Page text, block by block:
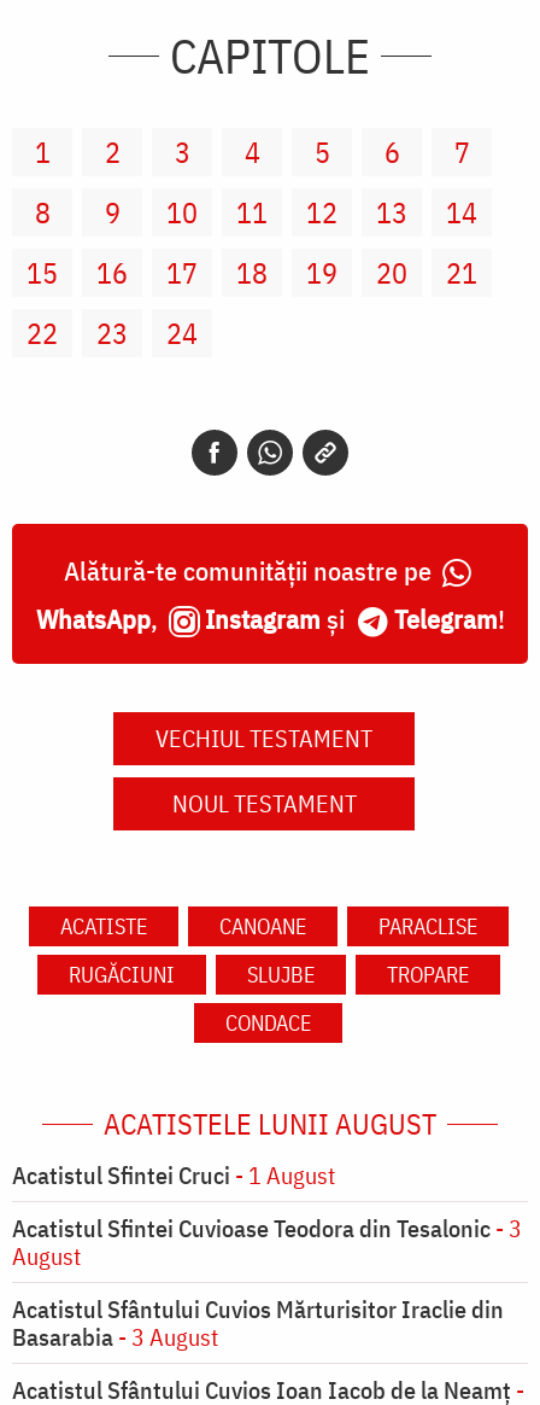
CAPITOLE
1 2 3 4 5 6
7
8
9 10 11 12 13
14
15
16 17 18 19 20
21
22
23 24
Alătură-te comunității noastre pe
WhatsApp, Instagram și Telegram!
VECHIUL TESTAMENT
NOUL TESTAMENT
ACATISTE CANOANE
PARACLISE
RUGĂCIUNI
SLUJBE
TROPARE
CONDACE
ACATISTELE LUNII AUGUST
Acatistul Sfintei Cruci - 1 August
Acatistul Sfintei Cuvioase Teodora din Tesalonic- 3
August
Acatistul Sfântului Cuvios Mărturisitor Iraclie din
Basarabia- 3 August
Acatistul Sfântului Cuvios Ioan Iacob de la Neamț -